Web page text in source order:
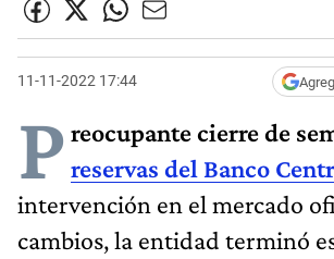
11-11-2022 17:44
P reocupante cierre de
reservas del Banco
intervención en el mercado
cambios, la entidad terminó